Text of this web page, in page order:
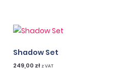
Shadow Set
249,00 zł z VAT